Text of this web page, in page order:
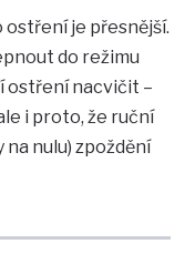
ostření je přesnější.
do režimu
ostření nacvičit –
i proto, že ruční
nulu) zpoždění